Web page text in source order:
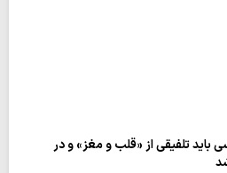
باید تلفیقی از «قلب و مغز» و در